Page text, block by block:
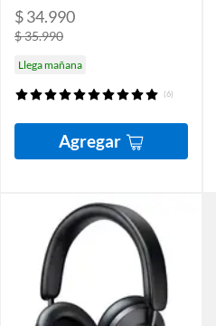
$ 34.990
$ 35.990
Llega mañana
(6)
Agregar